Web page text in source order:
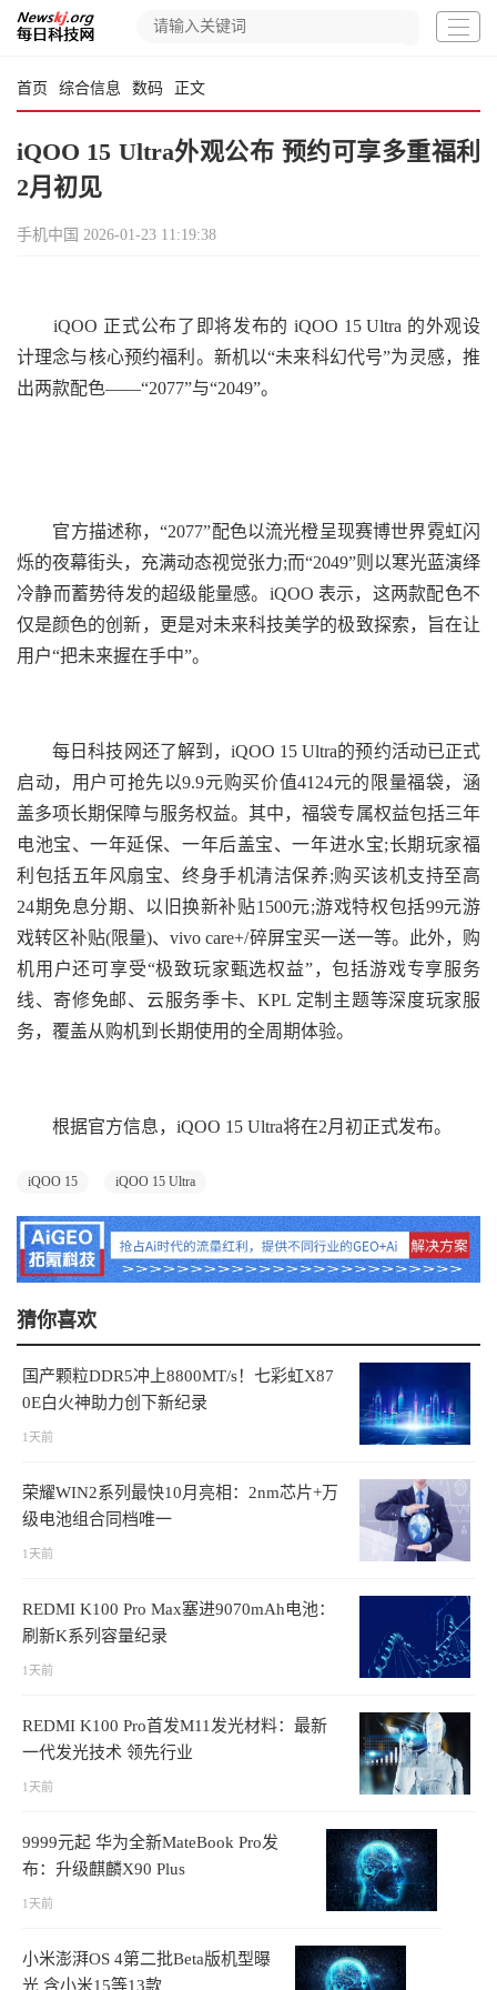
首页 综合信息 数码 正文
iQOO 15 Ultra外观公布 预约可享多重福利
2月初见
手机中国 2026-01-23 11:19:38
iQOO 正式公布了即将发布的 iQOO 15 Ultra 的外观设
计理念与核心预约福利。新机以“未来科幻代号”为灵感，推
出两款配色——“2077”与“2049”。
官方描述称，“2077”配色以流光橙呈现赛博世界霓虹闪
烁的夜幕街头，充满动态视觉张力;而“2049”则以寒光蓝演绎
冷静而蓄势待发的超级能量感。iQOO 表示，这两款配色不
仅是颜色的创新，更是对未来科技美学的极致探索，旨在让
用户“把未来握在手中”。
每日科技网还了解到，iQOO 15 Ultra的预约活动已正式
启动，用户可抢先以9.9元购买价值4124元的限量福袋，涵
盖多项长期保障与服务权益。其中，福袋专属权益包括三年
电池宝、一年延保、一年后盖宝、一年进水宝;长期玩家福
利包括五年风扇宝、终身手机清洁保养;购买该机支持至高
24期免息分期、以旧换新补贴1500元;游戏特权包括99元游
戏转区补贴(限量)、vivo care+/碎屏宝买一送一等。此外，购
机用户还可享受“极致玩家甄选权益”，包括游戏专享服务
线、寄修免邮、云服务季卡、KPL 定制主题等深度玩家服
务，覆盖从购机到长期使用的全周期体验。
根据官方信息，iQOO 15 Ultra将在2月初正式发布。
iQOO 15 iQOO 15 Ultra
猜你喜欢
国产颗粒DDR5冲上8800MT/s！七彩虹X87
0E白火神助力创下新纪录
1天前
荣耀WIN2系列最快10月亮相：2nm芯片+万
级电池组合同档唯一
1天前
REDMI K100 Pro Max塞进9070mAh电池：
刷新K系列容量纪录
1天前
REDMI K100 Pro首发M11发光材料：最新
一代发光技术 领先行业
1天前
9999元起 华为全新MateBook Pro发
布：升级麒麟X90 Plus
1天前
小米澎湃OS 4第二批Beta版机型曝
光 含小米15等13款